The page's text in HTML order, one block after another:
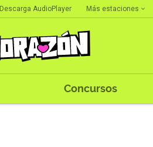
Descarga AudioPlayer Más estaciones
Concursos